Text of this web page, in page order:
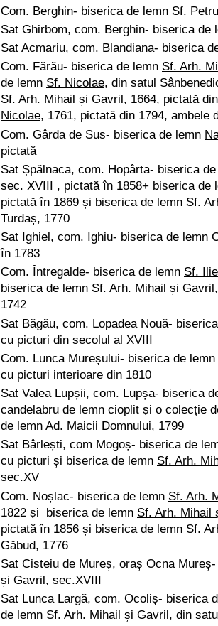
Com. Berghin- biserica de lemn Sf. Petru
Sat Ghirbom, com. Berghin- biserica de
Sat Acmariu, com. Blandiana- biserica
Com. Fărău- biserica de lemn Sf. Arh.
de lemn Sf. Nicolae, din satul
Sf. Arh. Mihail și Gavril , 1664, pictată
Nicolae, 1761, pictată din 1794, ambele
Com. Gârda de Sus- biserica de lemn
pictată
Sat Șpălnaca, com. Hopârta- biserica
sec. XVIII , pictată în 1858+ biserica de
pictată în 1869 și biserica de lemn Sf.
Turdaș, 1770
Sat Ighiel, com. Ighiu- biserica de lemn
în 1783
Com. Întregalde- biserica de lemn Sf. Ilie
biserica de lemn Sf. Arh. Mihail și Gavril
1742
Sat Băgău, com. Lopadea Nouă-
cu picturi din secolul al XVIII
Com. Lunca Mureșului- biserica de lemn
cu picturi interioare din 1810
Sat Valea Lupșii, com. Lupșa- biserica
candelabru de lemn cioplit și o colecție
de lemn Ad. Maicii Domnului, 1799
Sat Bârlești, com Mogoș- biserica de
cu picturi și biserica de lemn Sf. Arh.
sec.XV
Com. Noșlac- biserica de lemn Sf. Arh.
1822 și
biserica de lemn Sf. Arh. Mihail
pictată în 1856 și biserica de lemn Sf.
Găbud, 1776
Sat Cisteiu de Mureș, oraș Ocna
și Gavril, sec.XVIII
Sat Lunca Largă, com. Ocoliș- biserica
de lemn Sf. Arh. Mihail și Gavril, din